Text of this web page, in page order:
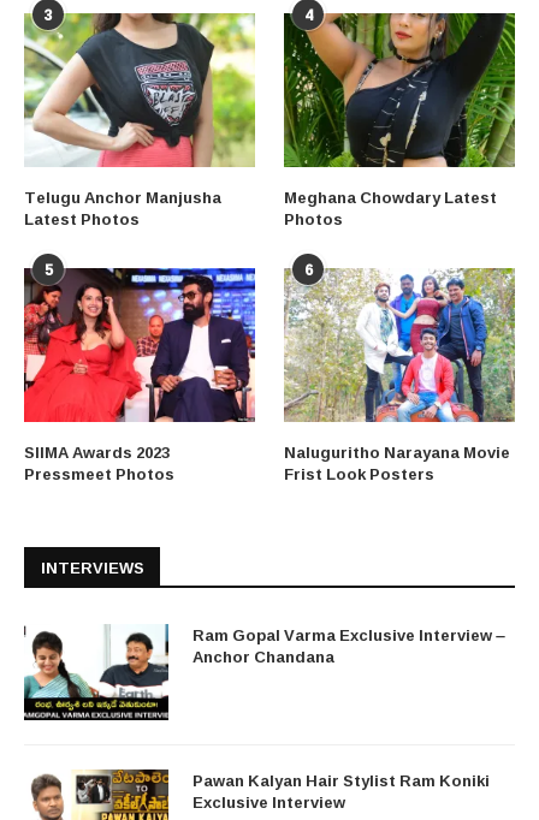
3
Telugu Anchor Manjusha
Latest Photos
4
Meghana Chowdary Latest
Photos
5
SIIMA Awards 2023
Pressmeet Photos
6
Naluguritho Narayana Movie
Frist Look Posters
INTERVIEWS
Ram Gopal Varma Exclusive Interview –
Anchor Chandana
Pawan Kalyan Hair Stylist Ram Koniki
Exclusive Interview